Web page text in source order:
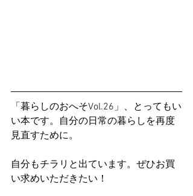
「暮らしのおへそVol.26」、とってもい
い本です。自分の日常の暮らしを再度
見直すために。
自分もチラリと出ています。ぜひお買
い求めいただきたい！